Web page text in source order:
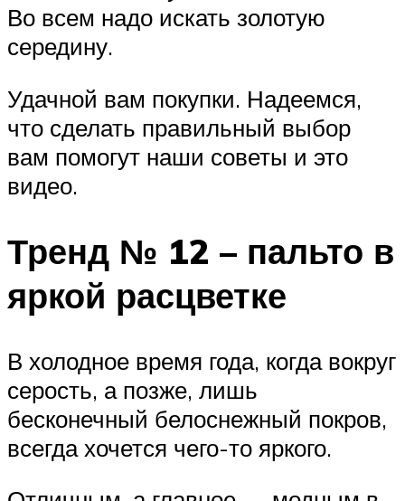
Во всем надо искать золотую
середину.
Удачной вам покупки. Надеемся,
что сделать правильный выбор
вам помогут наши советы и это
видео.
Тренд № 12 – пальто в
яркой расцветке
В холодное время года, когда вокруг
серость, а позже, лишь
бесконечный белоснежный покров,
всегда хочется чего-то яркого.